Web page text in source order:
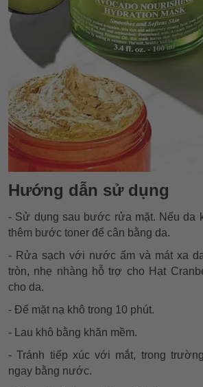
Hướng dẫn sử dụng
- Sử dụng sau bước rửa mặt. Nếu da
thêm bước toner để cân bằng da.
- Rửa sạch với nước ấm và mát xa
tròn, nhẹ nhàng hỗ trợ cho Hạt
cho da.
- Để mặt nạ khô trong 10 phút.
- Lau khô bằng khăn mềm.
- Tránh tiếp xúc với mắt, trong
ngay bằng nước.